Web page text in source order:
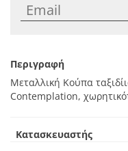
Περιγραφή
Μεταλλική Κούπα
Contemplation,
Κατασκευαστής